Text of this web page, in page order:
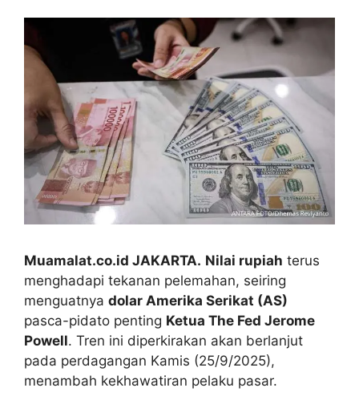
Muamalat.co.id JAKARTA. Nilai rupiah terus
menghadapi tekanan pelemahan, seiring
menguatnya dolar Amerika Serikat (AS)
pasca-pidato penting Ketua The Fed Jerome
Powell. Tren ini diperkirakan akan berlanjut
pada perdagangan Kamis (25/9/2025),
menambah kekhawatiran pelaku pasar.